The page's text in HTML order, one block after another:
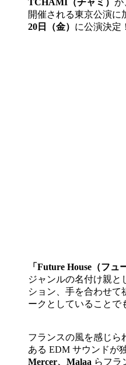
開催される東京公演に
20日（金） に公演決定
「Future House（フュ
ジャンルの名付け親と
ション、手を合わせて
ークとしていることで
フランスの風を感じら
ある EDM サウンドが
Mercer、Malaa らフラ